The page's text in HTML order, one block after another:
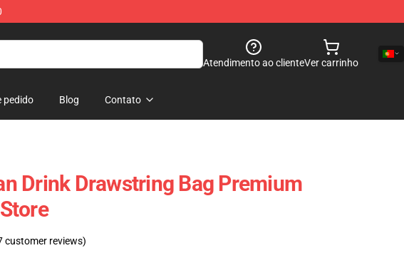
Atendimento ao clienteVer carrinho
pedido Blog Contato
Drink Drawstring Bag Premium
customer reviews)